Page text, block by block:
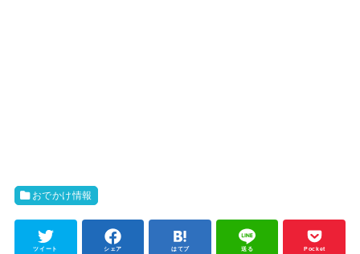
おでかけ情報
ツイート シェア はてブ 送る Pocket